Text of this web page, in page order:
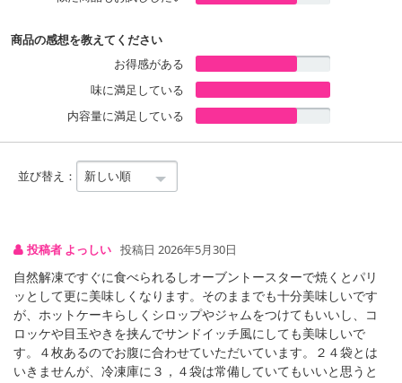
来ない地域の方は、お申込みいただけませんので、ご了承ください
クイック解凍ですぐ食べられる「即食」「時短」で忙しい時間にも
ピッタリ。
ホットケーキミックス市場をけん引する森永ホットケーキブランド
の焼成済みホットケーキです。
原産国(最終加工地):
日本
注意事項:
●やけどにご注意ください。
●温めが足りない場合はさらに10秒追加してください。
●加熱しすぎると表面が固くなることがあります。
商品の感想を教えてください
お得感がある
味に満足している
内容量に満足している
並び替え：
投稿者 よっしい 投稿日 2026年5月30日
自然解凍ですぐに食べられるしオーブントースターで焼くとパリ
ッとして更に美味しくなります。そのままでも十分美味しいです
が、ホットケーキらしくシロップやジャムをつけてもいいし、コ
ロッケや目玉やきを挟んでサンドイッチ風にしても美味しいで
す。４枚あるのでお腹に合わせていただいています。２４袋とは
いきませんが、冷凍庫に３，４袋は常備していてもいいと思うと